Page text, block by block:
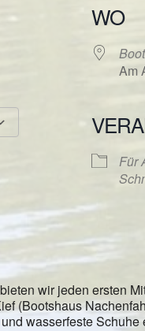
Google Kalender
WO
Am
Für
wir jeden ersten
(Bootshaus
wasserfeste Schuhe